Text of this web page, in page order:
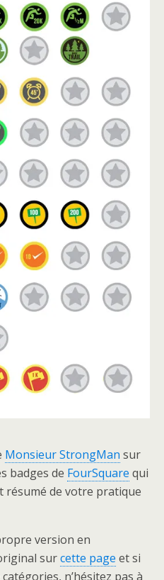
Monsieur StrongMan sur
badges de FourSquare qui
de votre pratique
version en
surcette page et si
n’hésitez pas à